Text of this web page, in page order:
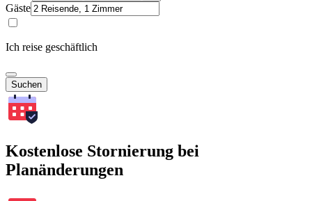
Gäste
Ich reise geschäftlich
Suchen
Kostenlose Stornierung bei
Planänderungen